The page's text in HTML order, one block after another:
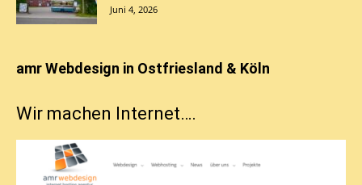
Juni 4, 2026
amr Webdesign in Ostfriesland & Köln
Wir machen Internet….